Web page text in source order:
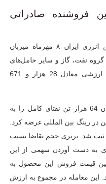
فروشنده صادراتی
رینگ بین‌المللی بازار فیزیکی بورس انرژی ایران ۸ مهرماه میزبان
زیر گروه نفت، گاز و سایر حامل‌های
انرژی بود. این معاملات در مجموع ارزشی معادل 28 هزار و 671
در این روز شرکت پالایش نفت لاوان 64 هزار تن نفتای کامل را به
به ازای هر تن در رینگ بین المللی عرضه کرد.
هزار تن تقاضا ثبت شد. برتری حجم تقاضا نسبت
به دست آوردن سهمی از این
قیمت فروش این محصول به
رسید. این معامله در مجموع به ارزش